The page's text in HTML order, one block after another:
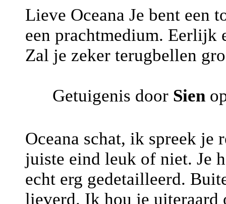
Lieve Oceana Je bent een
een prachtmedium. Eerlijk
Zal je zeker terugbellen
Getuigenis door Sien
Oceana schat, ik spreek je
juiste eind leuk of niet. Je
echt erg gedetailleerd.
lieverd. Ik hou je uiteraard